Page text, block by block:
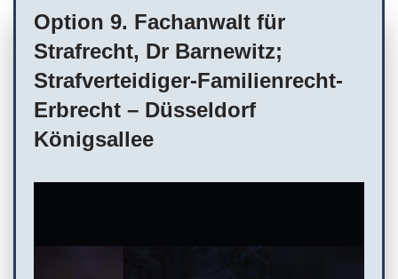
Option 9. Fachanwalt für
Strafrecht, Dr Barnewitz;
Strafverteidiger-Familienrecht-
Erbrecht – Düsseldorf
Königsallee